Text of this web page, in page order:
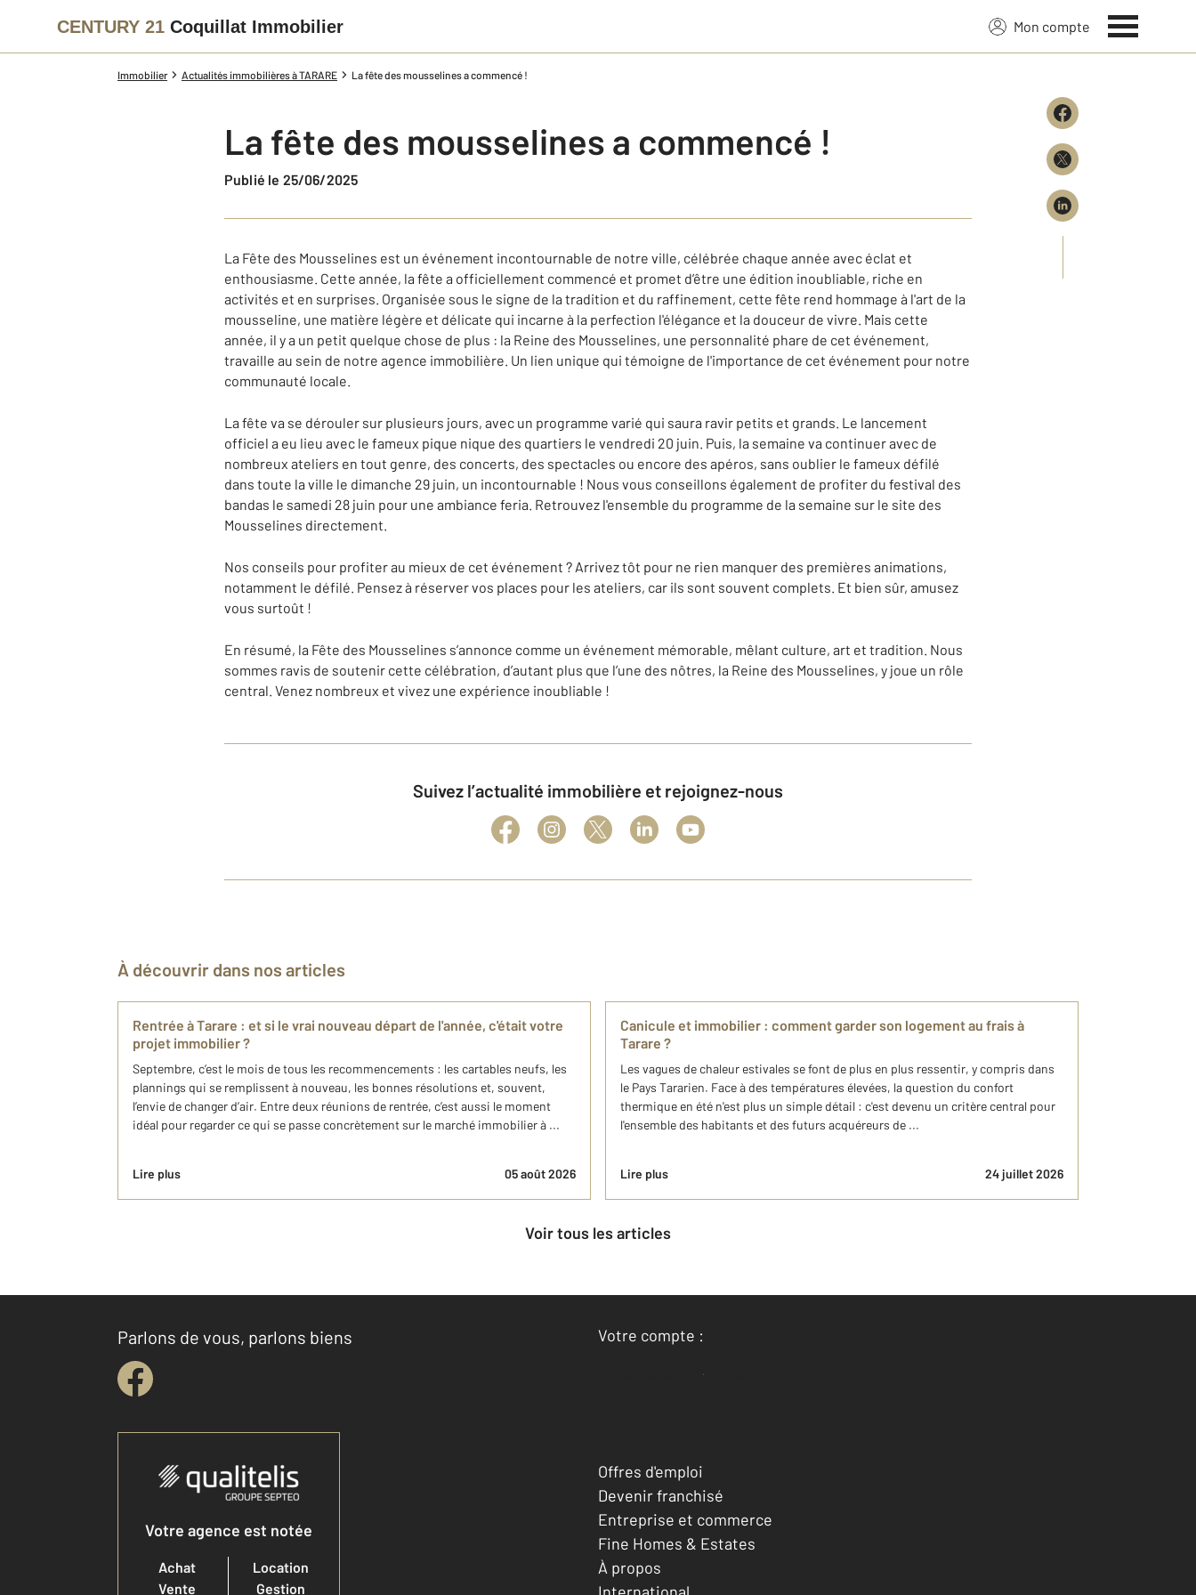
CENTURY 21 Coquillat Immobilier Mon compte
Immobilier Actualités immobilières à TARARE La fête des mousselines a commencé !
La fête des mousselines a commencé !
Publié le 25/06/2025
La Fête des Mousselines est un événement incontournable de notre ville, célébrée chaque année avec éclat et
enthousiasme. Cette année, la fête a officiellement commencé et promet d’être une édition inoubliable, riche en
activités et en surprises. Organisée sous le signe de la tradition et du raffinement, cette fête rend hommage à l'art de la
mousseline, une matière légère et délicate qui incarne à la perfection l'élégance et la douceur de vivre. Mais cette
année, il y a un petit quelque chose de plus : la Reine des Mousselines, une personnalité phare de cet événement,
travaille au sein de notre agence immobilière. Un lien unique qui témoigne de l'importance de cet événement pour notre
communauté locale.
La fête va se dérouler sur plusieurs jours, avec un programme varié qui saura ravir petits et grands. Le lancement
officiel a eu lieu avec le fameux pique nique des quartiers le vendredi 20 juin. Puis, la semaine va continuer avec de
nombreux ateliers en tout genre, des concerts, des spectacles ou encore des apéros, sans oublier le fameux défilé
dans toute la ville le dimanche 29 juin, un incontournable ! Nous vous conseillons également de profiter du festival des
bandas le samedi 28 juin pour une ambiance feria. Retrouvez l'ensemble du programme de la semaine sur le site des
Mousselines directement.
Nos conseils pour profiter au mieux de cet événement ? Arrivez tôt pour ne rien manquer des premières animations,
notamment le défilé. Pensez à réserver vos places pour les ateliers, car ils sont souvent complets. Et bien sûr, amusez
vous surtoût !
En résumé, la Fête des Mousselines s’annonce comme un événement mémorable, mêlant culture, art et tradition. Nous
sommes ravis de soutenir cette célébration, d’autant plus que l’une des nôtres, la Reine des Mousselines, y joue un rôle
central. Venez nombreux et vivez une expérience inoubliable !
Suivez l’actualité immobilière et rejoignez-nous
À découvrir dans nos articles
Rentrée à Tarare : et si le vrai nouveau départ de l'année, c'était votre
projet immobilier ?
Septembre, c’est le mois de tous les recommencements : les cartables neufs, les
plannings qui se remplissent à nouveau, les bonnes résolutions et, souvent,
l’envie de changer d’air. Entre deux réunions de rentrée, c’est aussi le moment
idéal pour regarder ce qui se passe concrètement sur le marché immobilier à ...
Lire plus 05 août 2026
Canicule et immobilier : comment garder son logement au frais à
Tarare ?
Les vagues de chaleur estivales se font de plus en plus ressentir, y compris dans
le Pays Tararien. Face à des températures élevées, la question du confort
thermique en été n'est plus un simple détail : c'est devenu un critère central pour
l'ensemble des habitants et des futurs acquéreurs de ...
Lire plus 24 juillet 2026
Voir tous les articles
Parlons de vous, parlons biens
Votre compte :
Accéder à mon compte
Votre agence est notée
Achat
Vente
Location
Gestion
Offres d'emploi
Devenir franchisé
Entreprise et commerce
Fine Homes & Estates
À propos
International